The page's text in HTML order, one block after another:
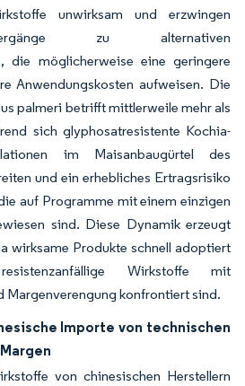
unwirksam und erzwingen
zu alternativen
die möglicherweise eine geringere
Anwendungskosten aufweisen. Die
palmeri betrifft mittlerweile mehr als
sich glyphosatresistente Kochia-
im Maisanbaugürtel des
und ein erhebliches Ertragsrisiko
auf Programme mit einem einzigen
sind. Diese Dynamik erzeugt
wirksame Produkte schnell adoptiert
Wirkstoffe mit
Margenverengung konfrontiert sind.
Importe von technischen
von chinesischen Herstellern